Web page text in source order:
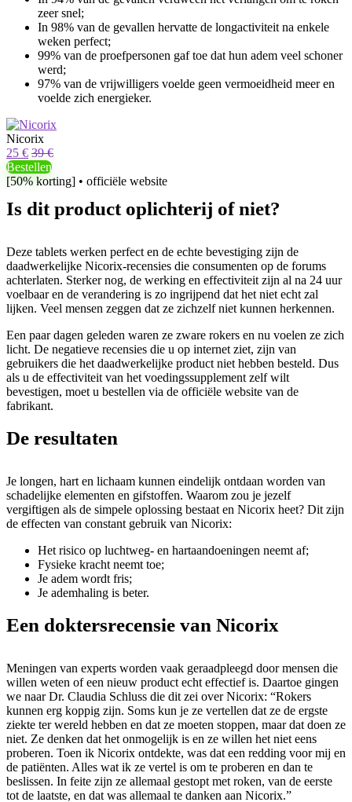
zeer snel;
In 98% van de gevallen hervatte de longactiviteit na enkele
weken perfect;
99% van de proefpersonen gaf toe dat hun adem veel schoner
werd;
97% van de vrijwilligers voelde geen vermoeidheid meer en
voelde zich energieker.
Nicorix
25 € 39 €
Bestellen
[50% korting] • officiële website
Is dit product oplichterij of niet?
Deze tablets werken perfect en de echte bevestiging zijn de
daadwerkelijke Nicorix-recensies die consumenten op de forums
achterlaten. Sterker nog, de werking en effectiviteit zijn al na 24 uur
voelbaar en de verandering is zo ingrijpend dat het niet echt zal
lijken. Veel mensen zeggen dat ze zichzelf niet kunnen herkennen.
Een paar dagen geleden waren ze zware rokers en nu voelen ze zich
licht. De negatieve recensies die u op internet ziet, zijn van
gebruikers die het daadwerkelijke product niet hebben besteld. Dus
als u de effectiviteit van het voedingssupplement zelf wilt
bevestigen, moet u bestellen via de officiële website van de
fabrikant.
De resultaten
Je longen, hart en lichaam kunnen eindelijk ontdaan worden van
schadelijke elementen en gifstoffen. Waarom zou je jezelf
vergiftigen als de simpele oplossing bestaat en Nicorix heet? Dit zijn
de effecten van constant gebruik van Nicorix:
Het risico op luchtweg- en hartaandoeningen neemt af;
Fysieke kracht neemt toe;
Je adem wordt fris;
Je ademhaling is beter.
Een doktersrecensie van Nicorix
Meningen van experts worden vaak geraadpleegd door mensen die
willen weten of een nieuw product echt effectief is. Daartoe gingen
we naar Dr. Claudia Schluss die dit zei over Nicorix: “Rokers
kunnen erg koppig zijn. Soms kun je ze vertellen dat ze de ergste
ziekte ter wereld hebben en dat ze moeten stoppen, maar dat doen ze
niet. Ze denken dat het onmogelijk is en ze willen het niet eens
proberen. Toen ik Nicorix ontdekte, was dat een redding voor mij en
de patiënten. Alles wat ik ze vertel is om te proberen en dan te
beslissen. In feite zijn ze allemaal gestopt met roken, van de eerste
tot de laatste, en dat was allemaal te danken aan Nicorix.”